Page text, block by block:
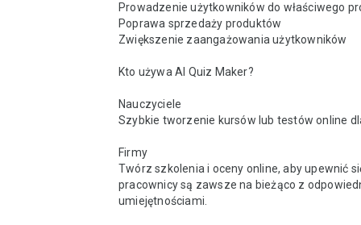
Prowadzenie użytkowników do właściwego
Poprawa sprzedaży produktów
Zwiększenie zaangażowania użytkowników
Kto używa AI Quiz Maker?
Nauczyciele
Szybkie tworzenie kursów lub testów online
Firmy
Twórz szkolenia i oceny online, aby upewnić
pracownicy są zawsze na bieżąco z
umiejętnościami.